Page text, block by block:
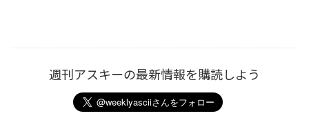
週刊アスキーの最新情報を購読しよう